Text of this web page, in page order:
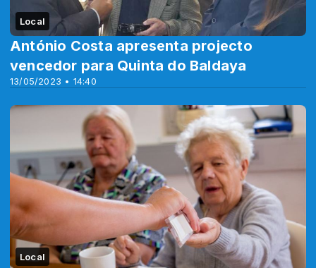
Local
13/05/2023 • 14:40
António Costa apresenta projecto
vencedor para Quinta do Baldaya
Local